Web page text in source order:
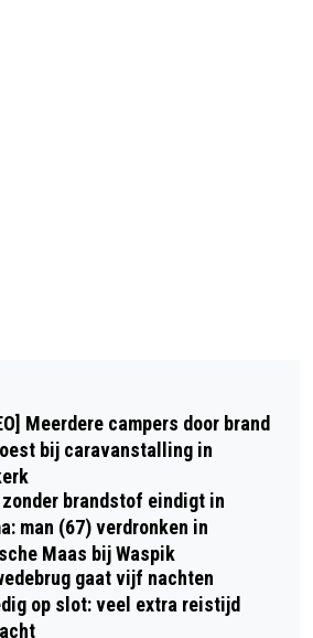
KOZAKKEN BOYS
TEGEN
OFC
NADAT HIJ IN SLOOT
IN DE POLDER VAN
Meerdere campers door brand
bij caravanstalling in
zonder brandstof eindigt in
man (67) verdronken in
Maas bij Waspik
gaat vijf nachten
op slot: veel extra reistijd